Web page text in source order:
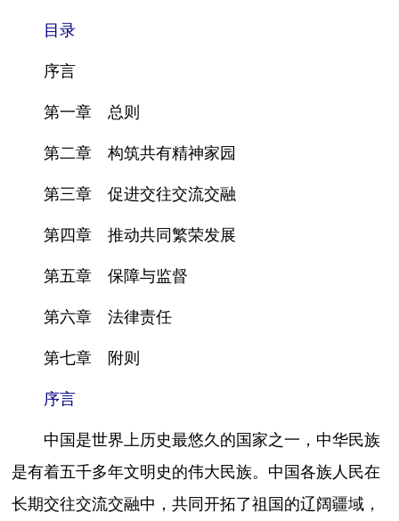
目录
序言
第一章 总则
第二章 构筑共有精神家园
第三章 促进交往交流交融
第四章 推动共同繁荣发展
第五章 保障与监督
第六章 法律责任
第七章 附则
序言
中国是世界上历史最悠久的国家之一，中华民族
是有着五千多年文明史的伟大民族。中国各族人民在
长期交往交流交融中，共同开拓了祖国的辽阔疆域，